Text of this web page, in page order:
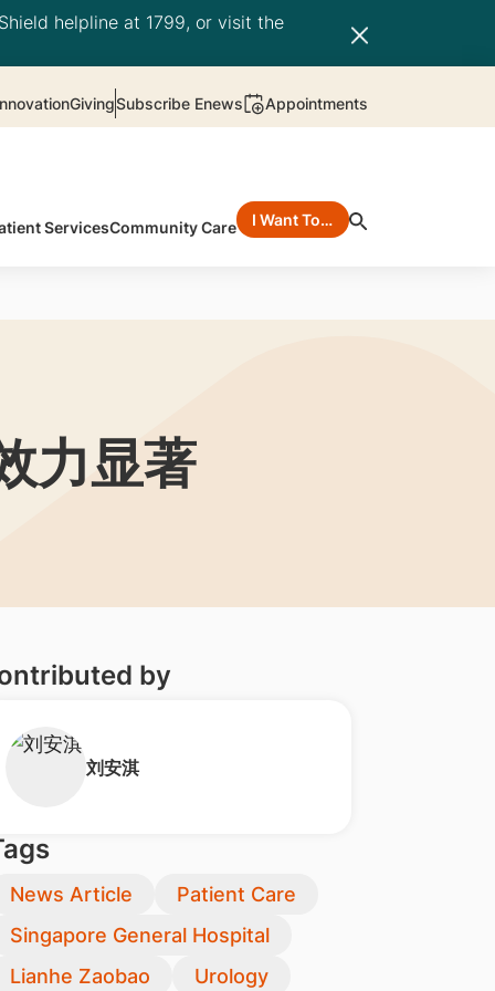
helpline at 1799, or visit the
GivingSubscribe Enews Appointments
ServicesCommunity Care I Want To…
力显著
by
刘安淇
News Article
Patient Care
Singapore General Hospital
Lianhe Zaobao
Urology